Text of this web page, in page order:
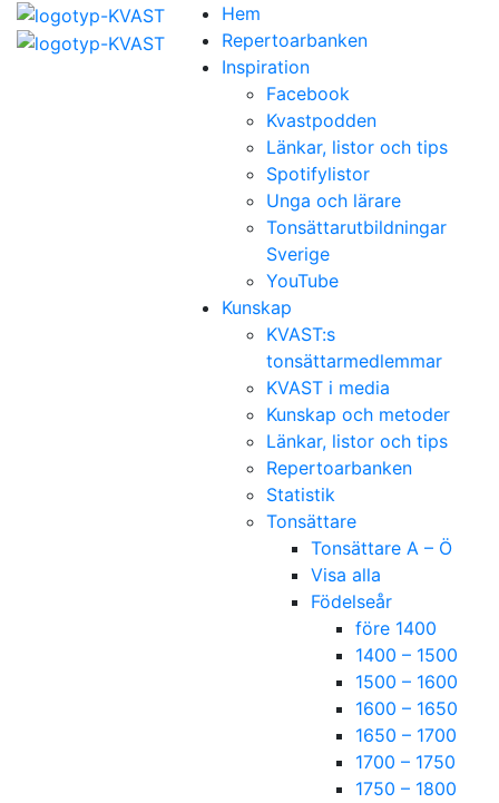
Hem
Repertoarbanken
Inspiration
Facebook
Kvastpodden
Länkar, listor och tips
Spotifylistor
Unga och lärare
Tonsättarutbildningar
Sverige
YouTube
Kunskap
KVAST:s
tonsättarmedlemmar
KVAST i media
Kunskap och metoder
Länkar, listor och tips
Repertoarbanken
Statistik
Tonsättare
Tonsättare A – Ö
Visa alla
Födelseår
före 1400
1400 – 1500
1500 – 1600
1600 – 1650
1650 – 1700
1700 – 1750
1750 – 1800